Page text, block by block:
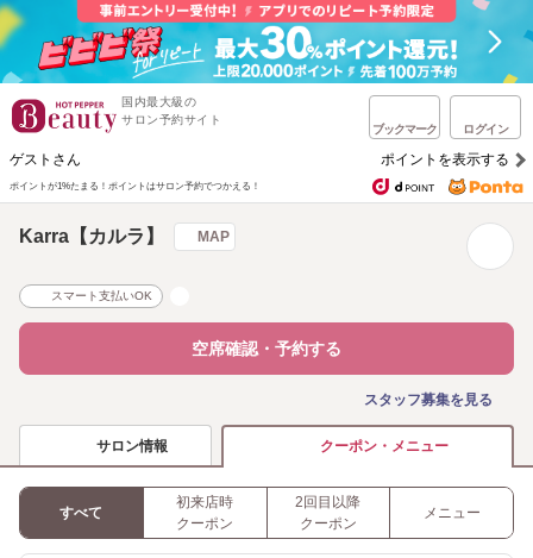
国内最大級の
サロン予約サイト
ブックマーク ログイン
ゲストさん ポイントを表示する
ポイントが1%たまる！ ポイントはサロン予約でつかえる！
Karra【カルラ】 MAP
スマート支払いOK
空席確認・予約する
スタッフ募集を見る
サロン情報 クーポン・メニュー
すべて
初来店時
クーポン
2回目以降
クーポン
メニュー